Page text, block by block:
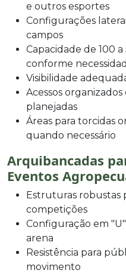
e outros esportes
Configurações
campos
Capacidade de 100
conforme
Visibilidade
Acessos
planejadas
Áreas para torcidas
quando necessário
Arquibancadas
Eventos
Estruturas robustas
competições
Configuração em
arena
Resistência para
movimento